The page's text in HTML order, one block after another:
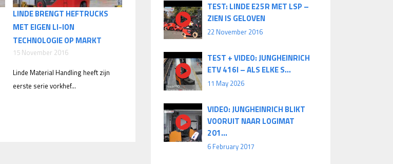
LINDE BRENGT HEFTRUCKS
MET EIGEN LI-ION
TECHNOLOGIE OP MARKT
15 November 2016
Linde Material Handling heeft zijn
eerste serie vorkhef...
TEST: LINDE E25R MET LSP –
ZIEN IS GELOVEN
22 November 2016
TEST + VIDEO: JUNGHEINRICH
ETV 416I – ALS ELKE S...
11 May 2026
VIDEO: JUNGHEINRICH BLIKT
VOORUIT NAAR LOGIMAT
201...
6 February 2017